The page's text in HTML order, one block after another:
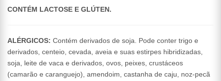
CONTÉM LACTOSE E GLÚTEN.
ALÉRGICOS: Contém derivados de soja. Pode conter trigo e
derivados, centeio, cevada, aveia e suas estirpes hibridizadas,
soja, leite de vaca e derivados, ovos, peixes, crustáceos
(camarão e caranguejo), amendoim, castanha de caju, noz-pecã